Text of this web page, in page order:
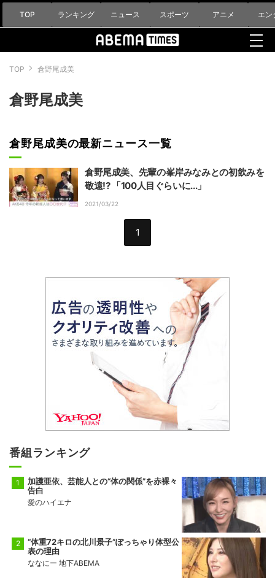
TOP ランキング ニュース スポーツ アニメ エン
TOP 倉野尾成美
倉野尾成美
倉野尾成美の最新ニュース一覧
倉野尾成美、先輩の峯岸みなみとの初飲みを
敬遠!? 「100人目ぐらいに...」
2021/03/22
1
番組ランキング
加護亜依、芸能人との“体の関係”を赤裸々
告白
愛のハイエナ
“体重72キロの北川景子”ぽっちゃり体型公
表の理由
ななにー 地下ABEMA